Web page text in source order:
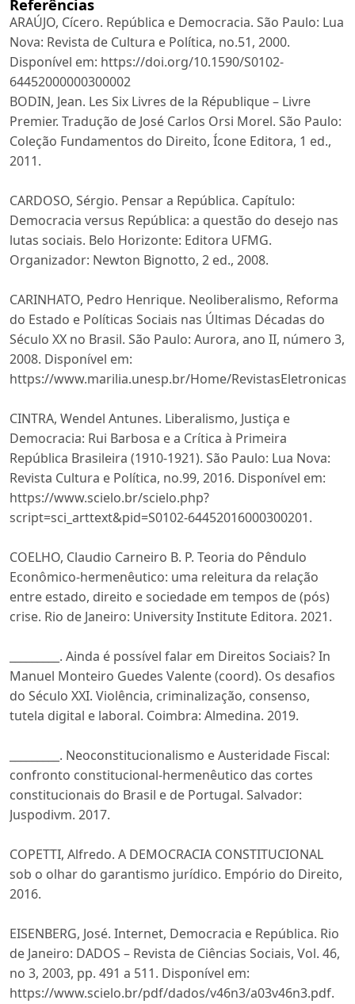
Referências
ARAÚJO, Cícero. República e Democracia. São Paulo: Lua
Nova: Revista de Cultura e Política, no.51, 2000.
Disponível em: https://doi.org/10.1590/S0102-
64452000000300002
BODIN, Jean. Les Six Livres de la République – Livre
Premier. Tradução de José Carlos Orsi Morel. São Paulo:
Coleção Fundamentos do Direito, Ícone Editora, 1 ed.,
2011.
CARDOSO, Sérgio. Pensar a República. Capítulo:
Democracia versus República: a questão do desejo nas
lutas sociais. Belo Horizonte: Editora UFMG.
Organizador: Newton Bignotto, 2 ed., 2008.
CARINHATO, Pedro Henrique. Neoliberalismo, Reforma
do Estado e Políticas Sociais nas Últimas Décadas do
Século XX no Brasil. São Paulo: Aurora, ano II, número 3,
2008. Disponível em:
https://www.marilia.unesp.br/Home/
CINTRA, Wendel Antunes. Liberalismo, Justiça e
Democracia: Rui Barbosa e a Crítica à Primeira
República Brasileira (1910-1921). São Paulo: Lua Nova:
Revista Cultura e Política, no.99, 2016. Disponível em:
https://www.scielo.br/scielo.php?
script=sci_arttext&pid=S0102-64452016000300201.
COELHO, Claudio Carneiro B. P. Teoria do Pêndulo
Econômico-hermenêutico: uma releitura da relação
entre estado, direito e sociedade em tempos de (pós)
crise. Rio de Janeiro: University Institute Editora. 2021.
_________. Ainda é possível falar em Direitos Sociais? In
Manuel Monteiro Guedes Valente (coord). Os desafios
do Século XXI. Violência, criminalização, consenso,
tutela digital e laboral. Coimbra: Almedina. 2019.
_________. Neoconstitucionalismo e Austeridade Fiscal:
confronto constitucional-hermenêutico das cortes
constitucionais do Brasil e de Portugal. Salvador:
Juspodivm. 2017.
COPETTI, Alfredo. A DEMOCRACIA CONSTITUCIONAL
sob o olhar do garantismo jurídico. Empório do Direito,
2016.
EISENBERG, José. Internet, Democracia e República. Rio
de Janeiro: DADOS – Revista de Ciências Sociais, Vol. 46,
no 3, 2003, pp. 491 a 511. Disponível em:
https://www.scielo.br/pdf/dados/v46n3/a03v46n3.pdf.